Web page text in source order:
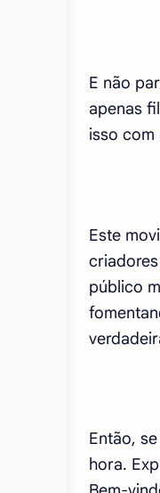
E não
apenas
isso com
Este
público
Então,
hora.